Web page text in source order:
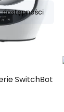
dostępności
SwitchBot